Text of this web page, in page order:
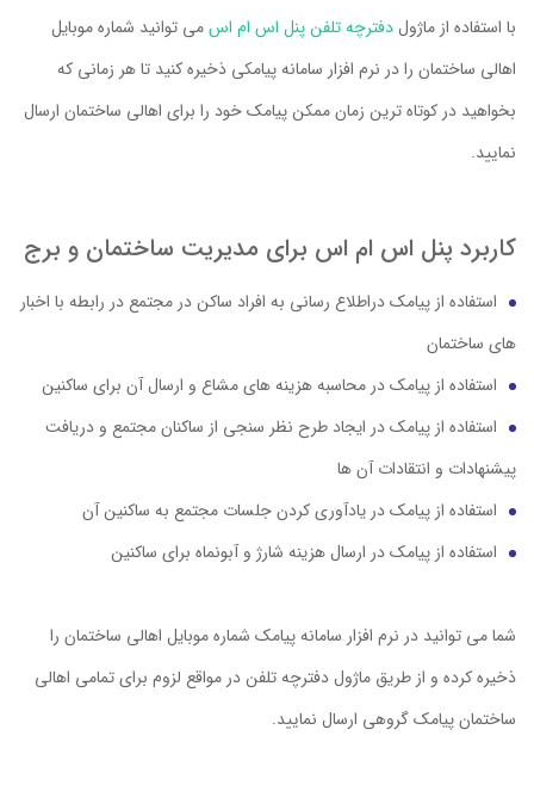
با استفاده از ماژولدفترچه تلفن پنل اس ام اسمی توانید شماره موبایل
اهالی ساختمان را در نرم افزار سامانه پیامکی ذخیره کنید تا هر زمانی که
بخواهید در کوتاه ترین زمان ممکن پیامک خود را برای اهالی ساختمان ارسال
نمایید.
کاربرد پنل اس ام اس برای مدیریت ساختمان و برج
استفاده از پیامک دراطلاع رسانی به افراد ساکن در مجتمع در رابطه با اخبار
های ساختمان
استفاده از پیامک در محاسبه هزینه های مشاع و ارسال آن برای ساکنین
استفاده از پیامک در ایجاد طرح نظر سنجی از ساکنان مجتمع و دریافت
پیشنهادات و انتقادات آن ها
استفاده از پیامک در یادآوری کردن جلسات مجتمع به ساکنین آن
استفاده از پیامک در ارسال هزینه شارژ و آبونماه برای ساکنین
شما می توانید در نرم افزار سامانه پیامک شماره موبایل اهالی ساختمان را
ذخیره کرده و از طریق ماژول دفترچه تلفن در مواقع لزوم برای تمامی اهالی
ساختمان پیامک گروهی ارسال نمایید.